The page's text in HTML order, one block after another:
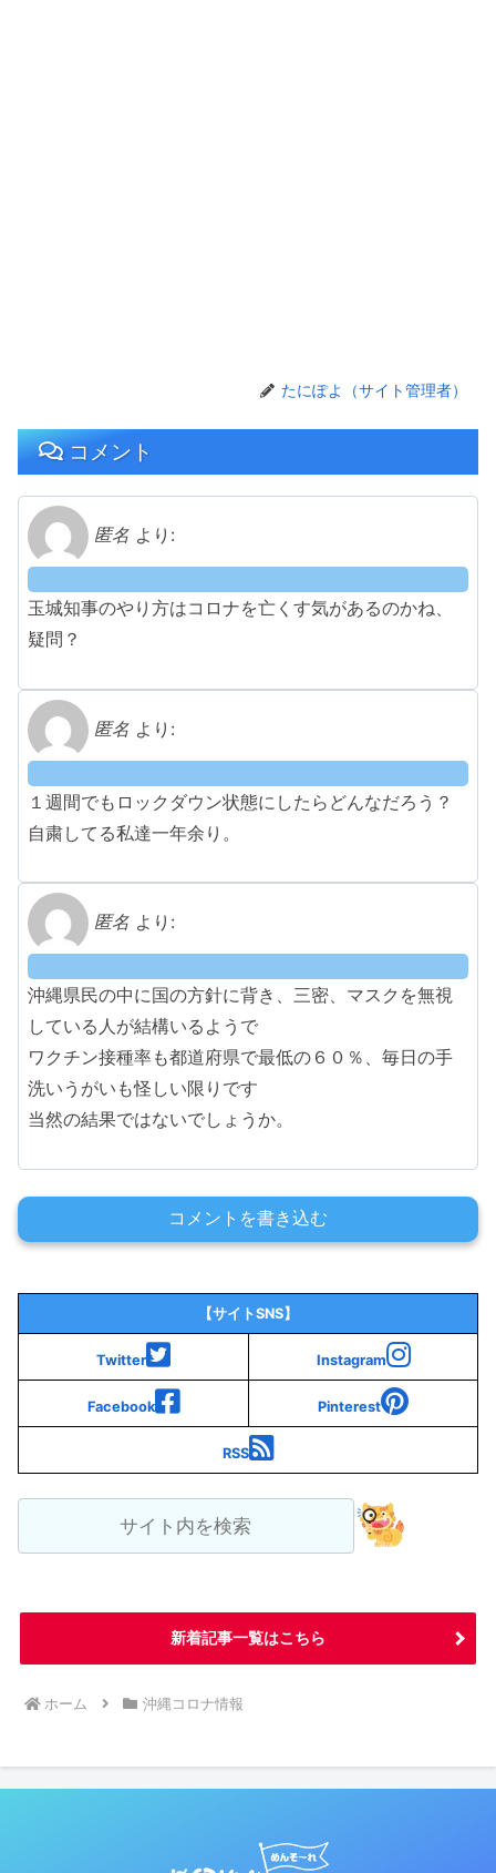
たにぽよ（サイト管理者）
コメント
匿名 より:
玉城知事のやり方はコロナを亡くす気があるのかね、
疑問？
匿名 より:
１週間でもロックダウン状態にしたらどんなだろう？
自粛してる私達一年余り。
匿名 より:
沖縄県民の中に国の方針に背き、三密、マスクを無視
している人が結構いるようで
ワクチン接種率も都道府県で最低の６０％、毎日の手
洗いうがいも怪しい限りです
当然の結果ではないでしょうか。
コメントを書き込む
【サイトSNS】
Twitter Instagram
Facebook Pinterest
RSS
新着記事一覧はこちら
ホーム 沖縄コロナ情報